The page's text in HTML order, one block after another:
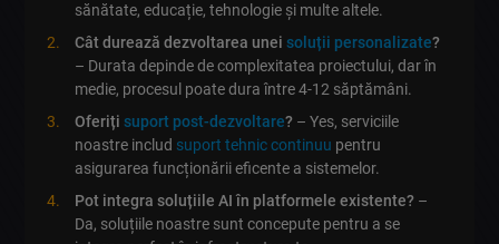
sănătate, educație, tehnologie și multe altele.
Cât durează dezvoltarea uneisoluții personalizate?
– Durata depinde de complexitatea proiectului, dar în
medie, procesul poate dura între 4-12 săptămâni.
Oferițisuport post-dezvoltare? – Yes, serviciile
noastre includ suport tehnic continuu pentru
asigurarea funcționării eficente a sistemelor.
Pot integra soluțiile AI în platformele existente? –
Da, soluțiile noastre sunt concepute pentru a se